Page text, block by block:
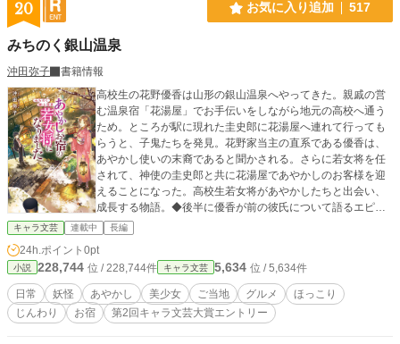
20 お気に入り追加 517
みちのく銀山温泉
沖田弥子
書籍情報
高校生の花野優香は山形の銀山温泉へやってきた。親戚の営
む温泉宿「花湯屋」でお手伝いをしながら地元の高校へ通う
ため。ところが駅に現れた圭史郎に花湯屋へ連れて行っても
らうと、子鬼たちを発見。花野家当主の直系である優香は、
あやかし使いの末裔であると聞かされる。さらに若女将を任
されて、神使の圭史郎と共に花湯屋であやかしのお客様を迎
えることになった。高校生若女将があやかしたちと出会い、
成長する物語。◆後半に優香が前の彼氏について語るエピソ
ードがありますが、私の実体験を交えています。◆第2回キャ
ラ文芸大賞にて、大賞を受賞いたしました。応援ありがとう
キャラ文芸 連載中 長編
24h.ポイント 0pt
小説 228,744 位 / 228,744件 キャラ文芸 5,634 位 / 5,634件
日常 妖怪 あやかし 美少女 ご当地 グルメ
ほっこり
じんわり
お宿 第2回キャラ文芸大賞エントリー